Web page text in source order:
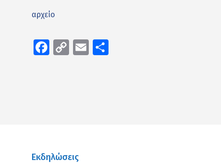
αρχείο
Facebook
CopyEmail
Εκδηλώσεις